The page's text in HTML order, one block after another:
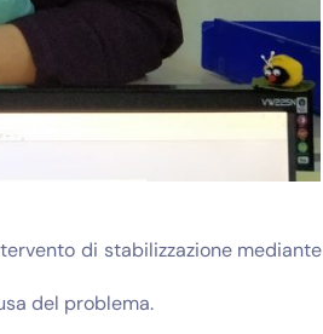
di stabilizzazione mediante
del problema.